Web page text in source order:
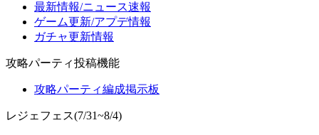
最新情報/ニュース速報
ゲーム更新/アプデ情報
ガチャ更新情報
攻略パーティ投稿機能
攻略パーティ編成掲示板
レジェフェス(7/31~8/4)